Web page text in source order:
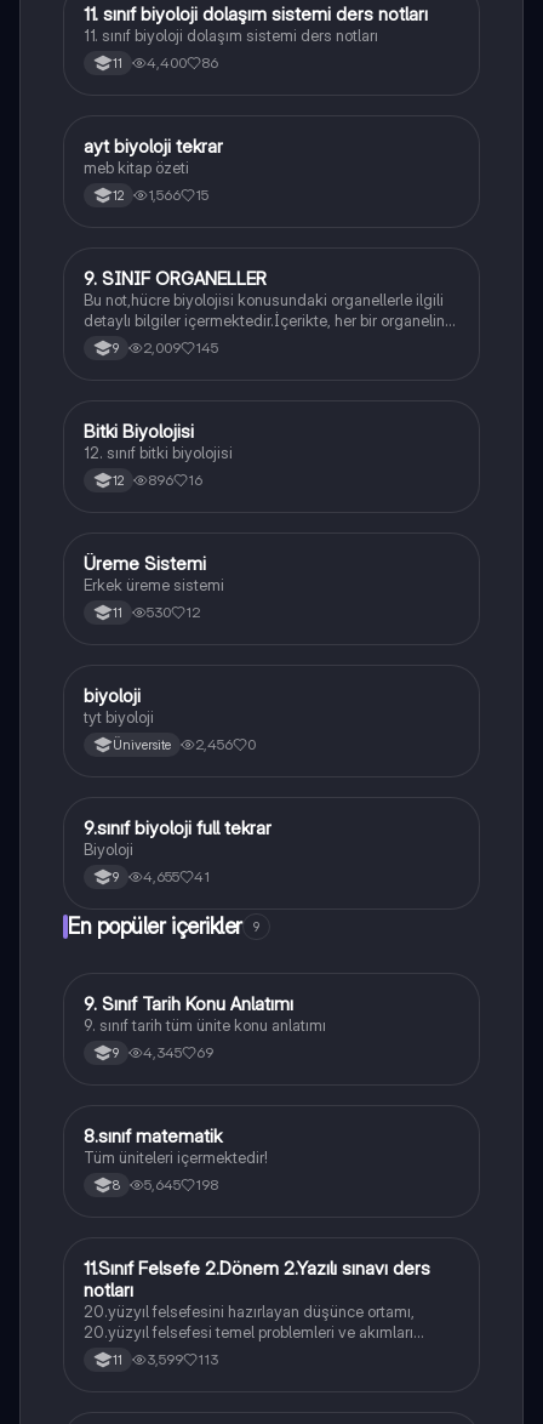
Biyoloji
11. sınıf biyoloji dolaşım sistemi ders notları
11. sınıf biyoloji dolaşım sistemi ders notları
11 4,400 86
Biyoloji
ayt biyoloji tekrar
meb kitap özeti
12 1,566 15
Biyoloji
9. SINIF ORGANELLER
Bu not,hücre biyolojisi konusundaki organellerle ilgili
detaylı bilgiler içermektedir.İçerikte, her bir organelin
yapısı,fonksiyonları ve hücre içindeki rolü
açıklanmaktadır.
9 2,009 145
Biyoloji
Bitki Biyolojisi
12. sınıf bitki biyolojisi
12 896 16
Biyoloji
Üreme Sistemi
Erkek üreme sistemi
11 530 12
BBiyoloji
biyoloji
tyt biyoloji
Üniversite 2,456 0
Biyoloji
9.sınıf biyoloji full tekrar
Biyoloji
9 4,655 41
En popüler içerikler 9
Tarih
9. Sınıf Tarih Konu Anlatımı
9. sınıf tarih tüm ünite konu anlatımı
9 4,345 69
Matematik
8.sınıf matematik
Tüm üniteleri içermektedir!
8 5,645 198
Felsefe
11.Sınıf Felsefe 2.Dönem 2.Yazılı sınavı ders
notları
20.yüzyıl felsefesini hazırlayan düşünce ortamı,
20.yüzyıl felsefesi temel problemleri ve akımları
konularını içermektedir
11 3,599 113